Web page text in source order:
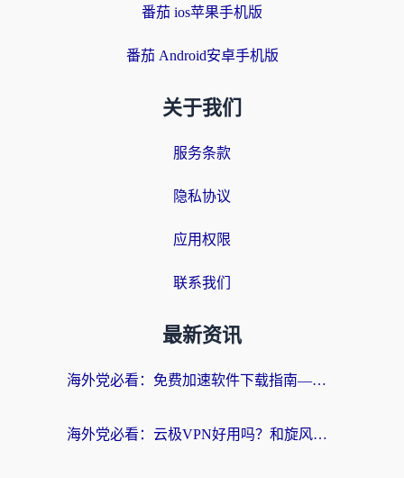
番茄 ios苹果手机版
番茄 Android安卓手机版
关于我们
服务条款
隐私协议
应用权限
联系我们
最新资讯
海外党必看：免费加速软件下载指南——无缝访问国内资源的正确打开方式
海外党必看：云极VPN好用吗？和旋风VPN对比哪个回国效果更好？附真实体验+选择攻略